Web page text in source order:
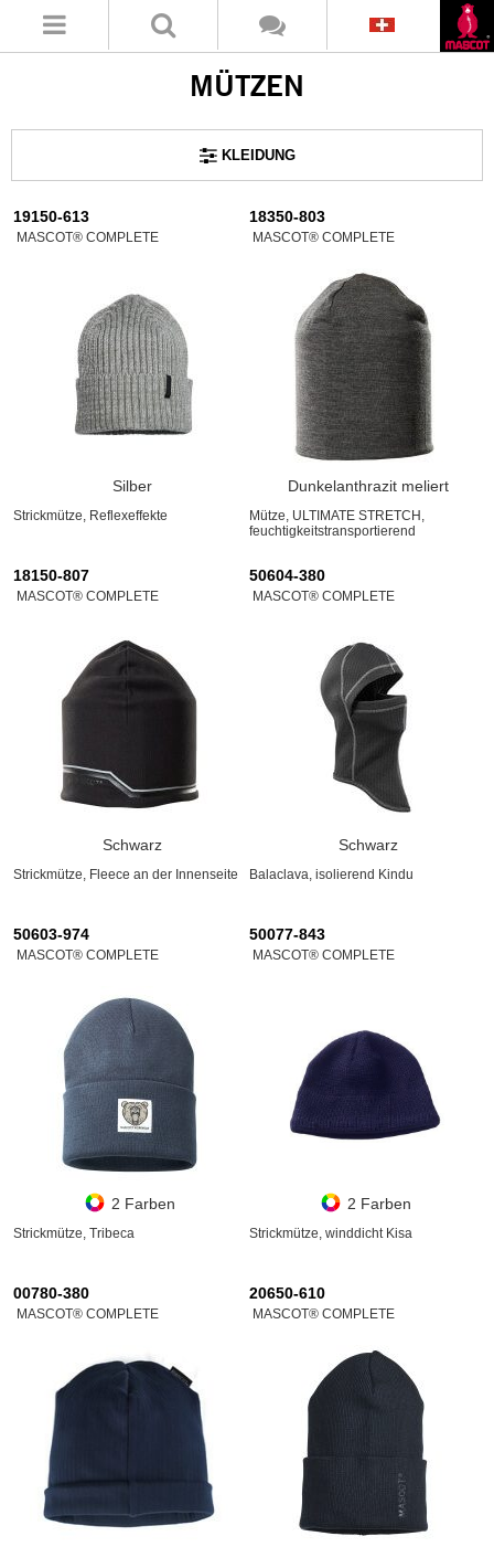
MÜTZEN
KLEIDUNG
19150-613
MASCOT® COMPLETE
Silber
Strickmütze, Reflexeffekte
18350-803
MASCOT® COMPLETE
Dunkelanthrazit meliert
Mütze, ULTIMATE STRETCH,
feuchtigkeitstransportierend
18150-807
MASCOT® COMPLETE
Schwarz
Strickmütze, Fleece an der Innenseite
50604-380
MASCOT® COMPLETE
Schwarz
Balaclava, isolierend Kindu
50603-974
MASCOT® COMPLETE
2 Farben
Strickmütze, Tribeca
50077-843
MASCOT® COMPLETE
2 Farben
Strickmütze, winddicht Kisa
00780-380
MASCOT® COMPLETE
20650-610
MASCOT® COMPLETE